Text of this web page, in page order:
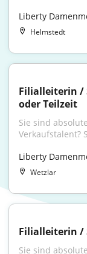
Liberty
Helmstedt
Filialleiterin /
oder Teilzeit
Sie sind
Verkaufstalent?
Liberty
Wetzlar
Filialleiterin /
Sie sind